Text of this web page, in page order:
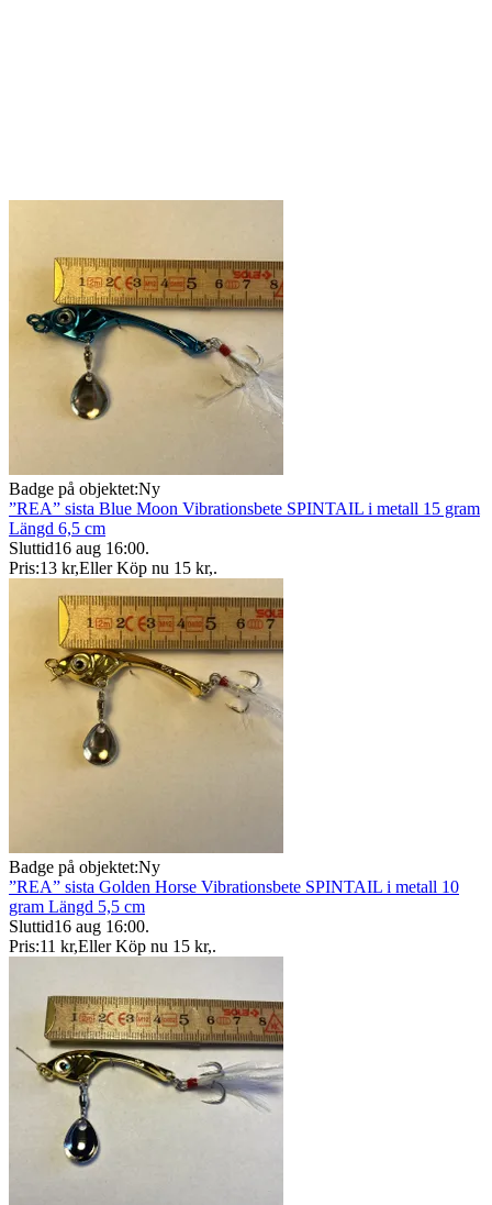
Badge på objektet:Ny
”REA” sista Blue Moon Vibrationsbete SPINTAIL i metall 15 gram
Längd 6,5 cm
Sluttid16 aug 16:00.
Pris:13 kr,Eller Köp nu 15 kr,.
Badge på objektet:Ny
”REA” sista Golden Horse Vibrationsbete SPINTAIL i metall 10
gram Längd 5,5 cm
Sluttid16 aug 16:00.
Pris:11 kr,Eller Köp nu 15 kr,.